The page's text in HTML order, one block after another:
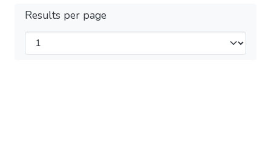
Results per page